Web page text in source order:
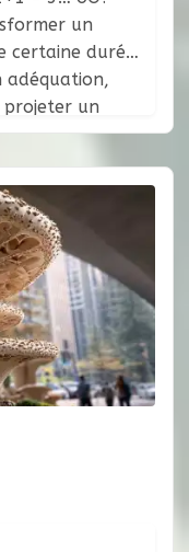
un
certaine durée.
adéquation,
projeter un
et ce n’est pas